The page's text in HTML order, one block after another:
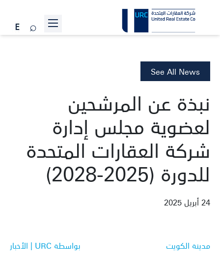
الاستدامة
الأخبار
انضم إلينا
تواصل معنا
See All News
نبذة عن المرشحين
لعضوية مجلس إدارة
شركة العقارات المتحدة
للدورة (2025-2028)
24 أبريل 2025
بواسطة URC | الأخبار
مدينة الكويت